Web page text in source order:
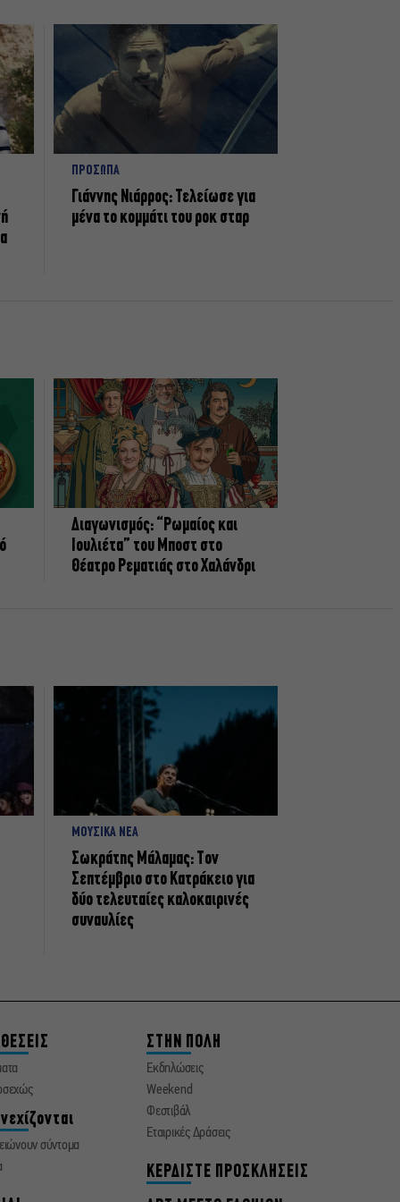
ΠΡΟΣΩΠΑ
Γιάννης Νιάρρος: Τελείωσε για
μένα το κομμάτι του ροκ σταρ
Διαγωνισμός: “Ρωμαίος και
Ιουλιέτα” του Μποστ στο
Θέατρο Ρεματιάς στο Χαλάνδρι
ΜΟΥΣΙΚΑ ΝΕΑ
Σωκράτης Μάλαμας: Τον
Σεπτέμβριο στο Κατράκειο για
δύο τελευταίες καλοκαιρινές
συναυλίες
σύντομα
ΣΤΗΝ ΠΟΛΗ
Εκδηλώσεις
Weekend
Φεστιβάλ
Εταιρικές Δράσεις
ΚΕΡΔΙΣΤΕ ΠΡΟΣΚΛΗΣΕΙΣ